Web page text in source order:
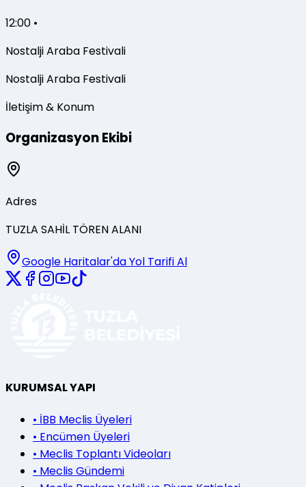
12:00 •
Nostalji Araba Festivali
Nostalji Araba Festivali
İletişim & Konum
Organizasyon Ekibi
Adres
TUZLA SAHİL TÖREN ALANI
Google Haritalar'da Yol Tarifi Al
KURUMSAL YAPI
• İBB Meclis Üyeleri
• Encümen Üyeleri
• Meclis Toplantı Videoları
• Meclis Gündemi